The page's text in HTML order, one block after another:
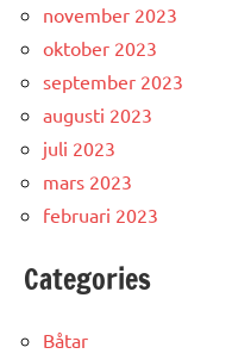
november 2023
oktober 2023
september 2023
augusti 2023
juli 2023
mars 2023
februari 2023
Categories
Båtar